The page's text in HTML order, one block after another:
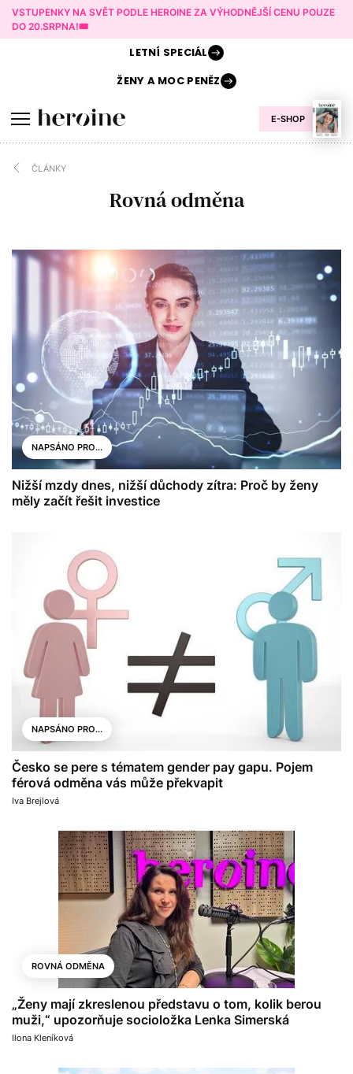
VSTUPENKY NA SVĚT PODLE HEROINE ZA VÝHODNĚJŠÍ CENU POUZE
DO 20.SRPNA!🎟️
E-SHOP
LETNÍ SPECIÁL
ŽENY AMOC PENĚZ
ČLÁNKY
Rovná odměna
NAPSÁNO PRO...
Nižší mzdy dnes, nižší důchody zítra: Proč by ženy
měly začít řešit investice
NAPSÁNO PRO...
Česko se pere s tématem gender pay gapu. Pojem
férová odměna vás může překvapit
Iva Brejlová
ROVNÁ ODMĚNA
„Ženy mají zkreslenou představu o tom, kolik berou
muži,“ upozorňuje socioložka Lenka Simerská
Ilona Kleníková